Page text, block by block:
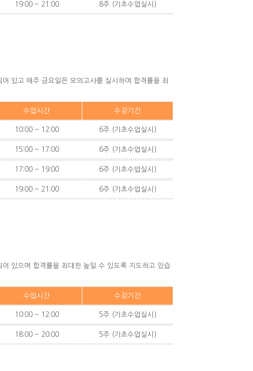
19:00 ~ 21:00 8주 (기초수업실시)
있고 매주 금요일은 모의고사를 실시하여 합격률을 최
수업시간 수강기간
10:00 ~ 12:00 6주 (기초수업실시)
15:00 ~ 17:00 6주 (기초수업실시)
17:00 ~ 19:00 6주 (기초수업실시)
19:00 ~ 21:00 6주 (기초수업실시)
있으며 합격률을 최대한 높일 수 있도록 지도하고 있습
수업시간 수강기간
10:00 ~ 12:00 5주 (기초수업실시)
18:00 ~ 20:00 5주 (기초수업실시)